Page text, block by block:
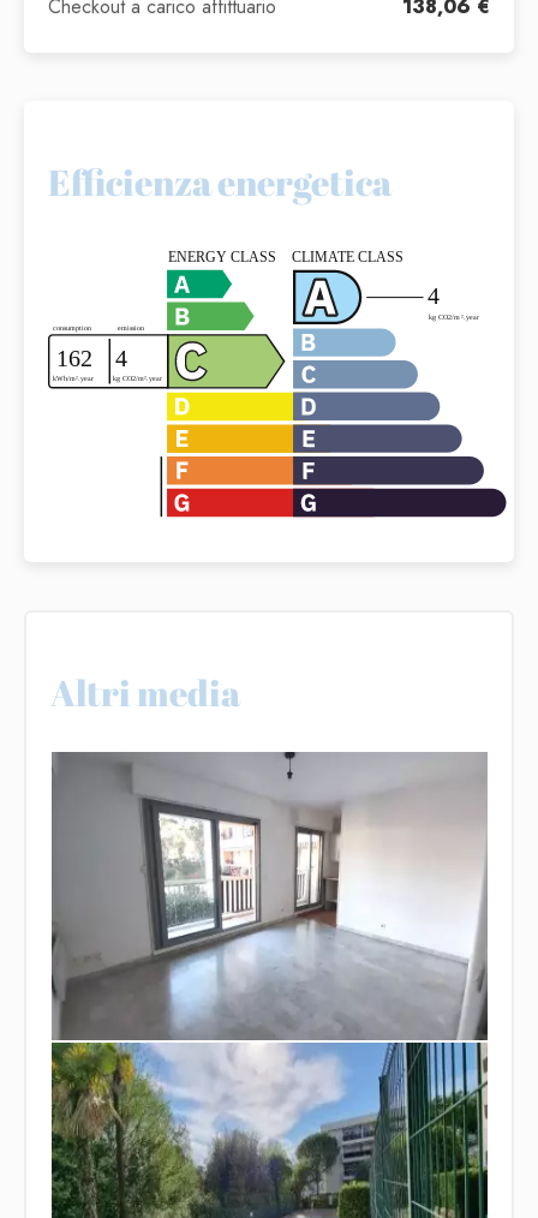
Checkout a carico affittuario
138,06 €
Efficienza energetica
Altri media